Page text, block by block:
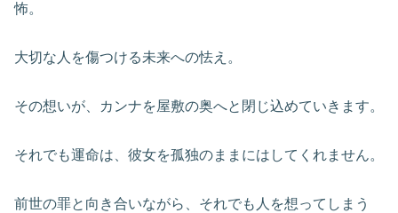
怖。
大切な人を傷つける未来への怯え。
その想いが、カンナを屋敷の奥へと閉じ込めていきます。
それでも運命は、彼女を孤独のままにはしてくれません。
前世の罪と向き合いながら、それでも人を想ってしまう